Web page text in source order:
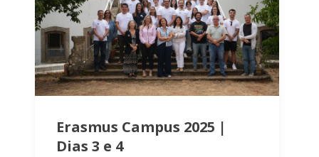
Erasmus Campus 2025 |
Dias 3 e 4